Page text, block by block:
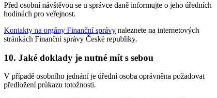
Před osobní návštěvou se u správce daně informujte o jeho úředních
hodinách pro veřejnost.
Kontakty na orgány Finanční správy naleznete na internetových
stránkách Finanční správy České republiky.
10. Jaké doklady je nutné mít s sebou
V případě osobního jednání je úřední osoba oprávněna požadovat
předložení průkazu totožnosti.